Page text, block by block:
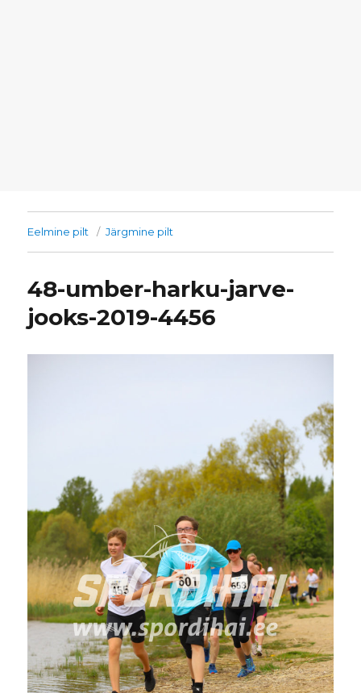
Eelmine pilt Järgmine pilt
48-umber-harku-jarve-
jooks-2019-4456